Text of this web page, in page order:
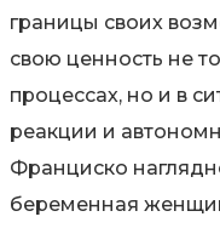
границы своих
свою ценность не
процессах, но и в
реакции и
Франциско
беременная